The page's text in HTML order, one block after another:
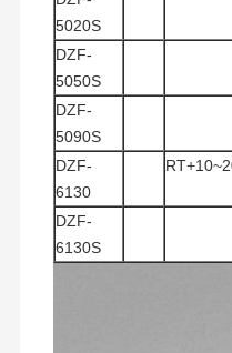
5020S
DZF-
5050S
DZF-
5090S
DZF-
6130
DZF-
6130S